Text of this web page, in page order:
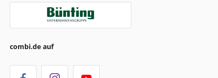
combi.de auf